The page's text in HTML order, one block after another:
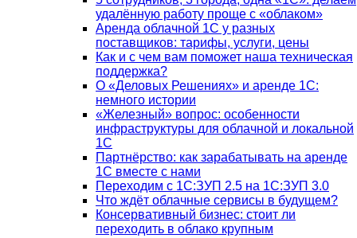
удалённую работу проще с «облаком»
Аренда облачной 1С у разных
поставщиков: тарифы, услуги, цены
Как и с чем вам поможет наша техническая
поддержка?
О «Деловых Решениях» и аренде 1С:
немного истории
«Железный» вопрос: особенности
инфраструктуры для облачной и локальной
1С
Партнёрство: как зарабатывать на аренде
1С вместе с нами
Переходим с 1С:ЗУП 2.5 на 1С:ЗУП 3.0
Что ждёт облачные сервисы в будущем?
Консервативный бизнес: стоит ли
переходить в облако крупным